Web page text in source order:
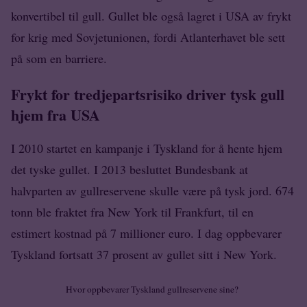
konvertibel til gull. Gullet ble også lagret i USA av frykt
for krig med Sovjetunionen, fordi Atlanterhavet ble sett
på som en barriere.
Frykt for tredjepartsrisiko driver tysk gull
hjem fra USA
I 2010 startet en kampanje i Tyskland for å hente hjem
det tyske gullet. I 2013 besluttet Bundesbank at
halvparten av gullreservene skulle være på tysk jord. 674
tonn ble fraktet fra New York til Frankfurt, til en
estimert kostnad på 7 millioner euro. I dag oppbevarer
Tyskland fortsatt 37 prosent av gullet sitt i New York.
Hvor oppbevarer Tyskland gullreservene sine?